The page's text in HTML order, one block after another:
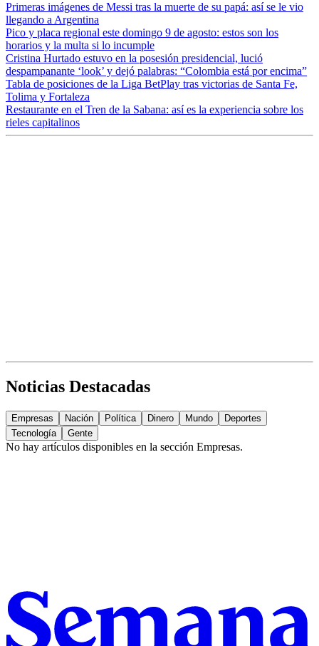
Primeras imágenes de Messi tras la muerte de su papá: así se le vio
llegando a Argentina
Pico y placa regional este domingo 9 de agosto: estos son los
horarios y la multa si lo incumple
Cristina Hurtado estuvo en la posesión presidencial, lució
despampanante ‘look’ y dejó palabras: “Colombia está por encima”
Tabla de posiciones de la Liga BetPlay tras victorias de Santa Fe,
Tolima y Fortaleza
Restaurante en el Tren de la Sabana: así es la experiencia sobre los
rieles capitalinos
Noticias Destacadas
Empresas Nación Política Dinero Mundo
Deportes
Tecnología
Gente
No hay artículos disponibles en la sección Empresas.